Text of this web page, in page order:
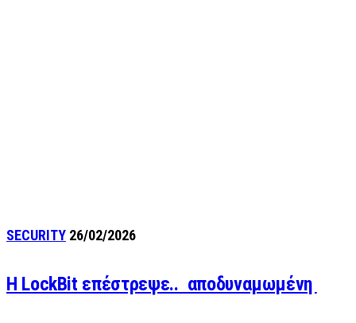
SECURITY 26/02/2026
Η LockBit επέστρεψε.. αποδυναμωμένη